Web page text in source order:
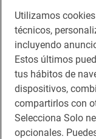
Descárgate la App
Utilizamos
técnicos,
incluyendo
Estos últimos
tus hábitos de
dispositivos,
compartirlos con
Selecciona Solo
opcionales.